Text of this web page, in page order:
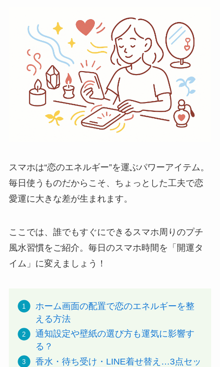
スマホは“恋のエネルギー”を運ぶパワーアイテム。
毎日使うものだからこそ、ちょっとした工夫で恋
愛運に大きな差が生まれます。
ここでは、誰でもすぐにできるスマホ周りのプチ
風水習慣をご紹介。毎日のスマホ時間を「開運タ
イム」に変えましょう！
ホーム画面の配置で恋のエネルギーを整
える方法
通知設定や壁紙の選び方も運気に影響す
る？
香水・待ち受け・LINE着せ替え…3点セッ